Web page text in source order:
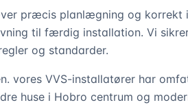
præcis planlægning og korrekt
til færdig installation. Vi
og standarder.
vores VVS-installatører har
huse i Hobro centrum og